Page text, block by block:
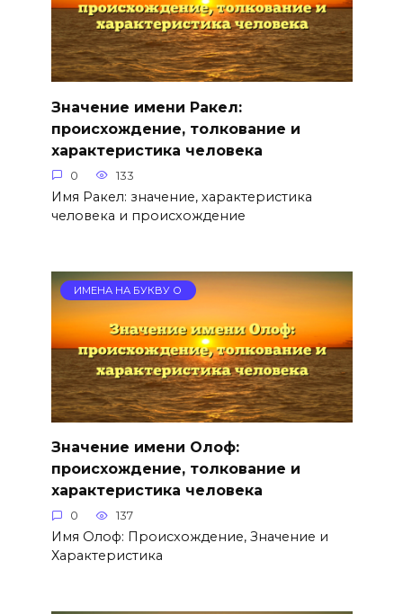
Значение имени Ракел:
происхождение, толкование и
характеристика человека
0 133
Имя Ракел: значение, характеристика
человека и происхождение
ИМЕНА НА БУКВУ О
Значение имени Олоф:
происхождение, толкование и
характеристика человека
0 137
Имя Олоф: Происхождение, Значение и
Характеристика